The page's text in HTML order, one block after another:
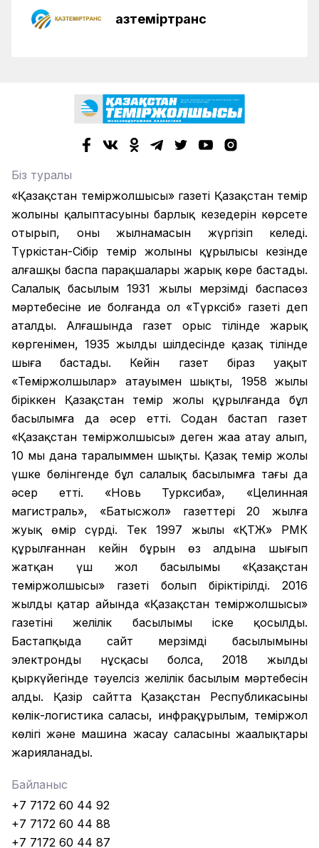
Қазтеміртранс
Біз туралы
«Қазақстан теміржолшысы» газеті Қазақстан темір
жолының қалыптасуының барлық кезеңдерін көрсете
отырып, оның жылнамасын жүргізіп келеді.
Түркістан-Сібір темір жолының құрылысы кезінде
алғашқы баспа парақшалары жарық көре бастады.
Салалық басылым 1931 жылы мерзімді баспасөз
мәртебесіне ие болғанда ол «Түрксіб» газеті деп
аталды. Алғашында газет орыс тілінде жарық
көргенімен, 1935 жылдың шілдесінде қазақ тілінде
шыға бастады. Кейін газет біраз уақыт
«Теміржолшылар» атауымен шықты, 1958 жылы
біріккен Қазақстан темір жолы құрылғанда бұл
басылымға да әсер етті. Содан бастап газет
«Қазақстан теміржолшысы» деген жаңа атау алып,
10 мың дана таралыммен шықты. Қазақ темір жолы
үшке бөлінгенде бұл салалық басылымға тағы да
әсер етті. «Новь Турксиба», «Целинная
магистраль», «Батысжол» газеттері 20 жылға
жуық өмір сүрді. Тек 1997 жылы «ҚТЖ» РМК
құрылғаннан кейін бұрын өз алдына шығып
жатқан үш жол басылымы «Қазақстан
теміржолшысы» газеті болып біріктірілді. 2016
жылдың қаңтар айында «Қазақстан теміржолшысы»
газетінің желілік басылымы іске қосылды.
Бастапқыда сайт мерзімді басылымының
электронды нұсқасы болса, 2018 жылдың
қыркүйегінде тәуелсіз желілік басылым мәртебесін
алды. Қазір сайтта Қазақстан Республикасының
көлік-логистика саласы, инфрақұрылым, теміржол
көлігі және машина жасау саласының жаңалықтары
жарияланады.
Байланыс
+7 7172 60 44 92
+7 7172 60 44 88
+7 7172 60 44 87